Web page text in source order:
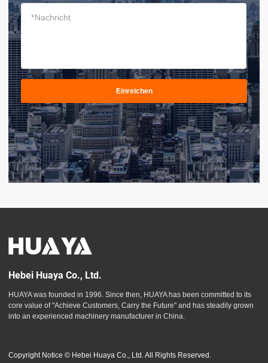
*
Einreichen
Hebei Huaya Co., Ltd.
HUAYA was founded in 1996. Since then, HUAYA has been committed to its
core value of "Achieve Customers, Carry the Future" and has steadily grown
into an experienced machinery manufacturer in China.
Copyright Notice © Hebei Huaya Co., Ltd. All Rights Reserved.